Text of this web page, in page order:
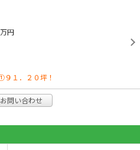
円
１．２０坪！
問い合わせ